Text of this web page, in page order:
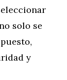
solo se
y